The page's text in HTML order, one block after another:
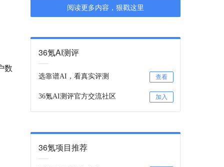
数
阅读更多内容，狠戳这里
36氪AI测评
选靠谱AI，看真实评测 查看
36氪AI测评官方交流社区 加入
36氪项目推荐